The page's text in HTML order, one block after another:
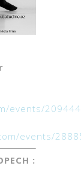
events/
events/
: